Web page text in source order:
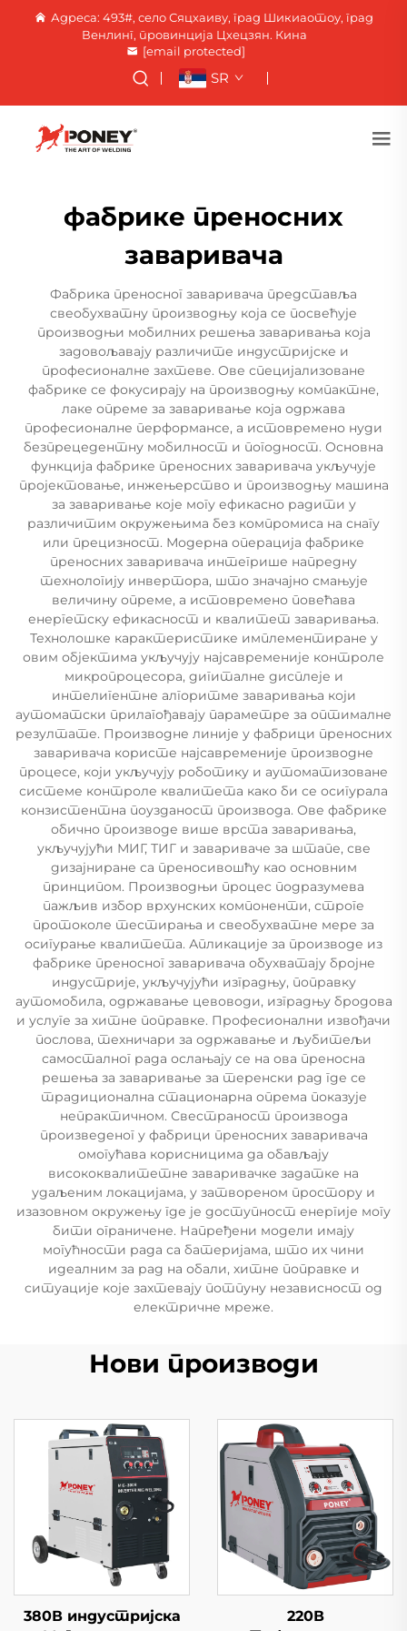
Адреса: 493#, село Сяцхаиву, град Шикиаотоу, град
Венлинг, провинција Цхецзян. Кина
[email protected]
SR
фабрике преносних
заваривача
Фабрика преносног заваривача представља
свеобухватну производњу која се посвећује
производњи мобилних решења заваривања која
задовољавају различите индустријске и
професионалне захтеве. Ове специјализоване
фабрике се фокусирају на производњу компактне,
лаке опреме за заваривање која одржава
професионалне перформансе, а истовремено нуди
безпрецедентну мобилност и погодност. Основна
функција фабрике преносних заваривача укључује
пројектовање, инжењерство и производњу машина
за заваривање које могу ефикасно радити у
различитим окружењима без компромиса на снагу
или прецизност. Модерна операција фабрике
преносних заваривача интегрише напредну
технологију инвертора, што значајно смањује
величину опреме, а истовремено повећава
енергетску ефикасност и квалитет заваривања.
Технолошке карактеристике имплементиране у
овим објектима укључују најсавременије контроле
микропроцесора, дигиталне дисплеје и
интелигентне алгоритме заваривања који
аутоматски прилагођавају параметре за оптималне
резултате. Производне линије у фабрици преносних
заваривача користе најсавременије производне
процесе, који укључују роботику и аутоматизоване
системе контроле квалитета како би се осигурала
конзистентна поузданост производа. Ове фабрике
обично производе више врста заваривања,
укључујући МИГ, ТИГ и завариваче за штапе, све
дизајниране са преносивошћу као основним
принципом. Производњи процес подразумева
пажљив избор врхунских компоненти, строге
протоколе тестирања и свеобухватне мере за
осигурање квалитета. Апликације за производе из
фабрике преносног заваривача обухватају бројне
индустрије, укључујући изградњу, поправку
аутомобила, одржавање цевоводи, изградњу бродова
и услуге за хитне поправке. Професионални извођачи
послова, техничари за одржавање и љубитељи
самосталног рада ослањају се на ова преносна
решења за заваривање за теренски рад где се
традиционална стационарна опрема показује
непрактичном. Свестраност производа
произведеног у фабрици преносних заваривача
омогућава корисницима да обављају
висококвалитетне заваривачке задатке на
удаљеним локацијама, у затвореном простору и
изазовном окружењу где је доступност енергије могу
бити ограничене. Напређени модели имају
могућности рада са батеријама, што их чини
идеалним за рад на обали, хитне поправке и
ситуације које захтевају потпуну независност од
електричне мреже.
Нови производи
380В индустријска
220В